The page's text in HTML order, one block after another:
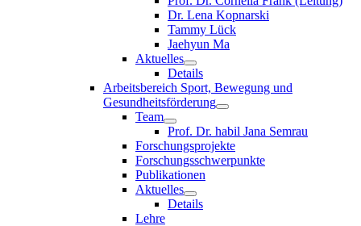
Dr. Lena Kopnarski
Tammy Lück
Jaehyun Ma
Aktuelles
Details
Arbeitsbereich Sport, Bewegung und
Gesundheitsförderung
Team
Prof. Dr. habil Jana Semrau
Forschungsprojekte
Forschungsschwerpunkte
Publikationen
Aktuelles
Details
Lehre